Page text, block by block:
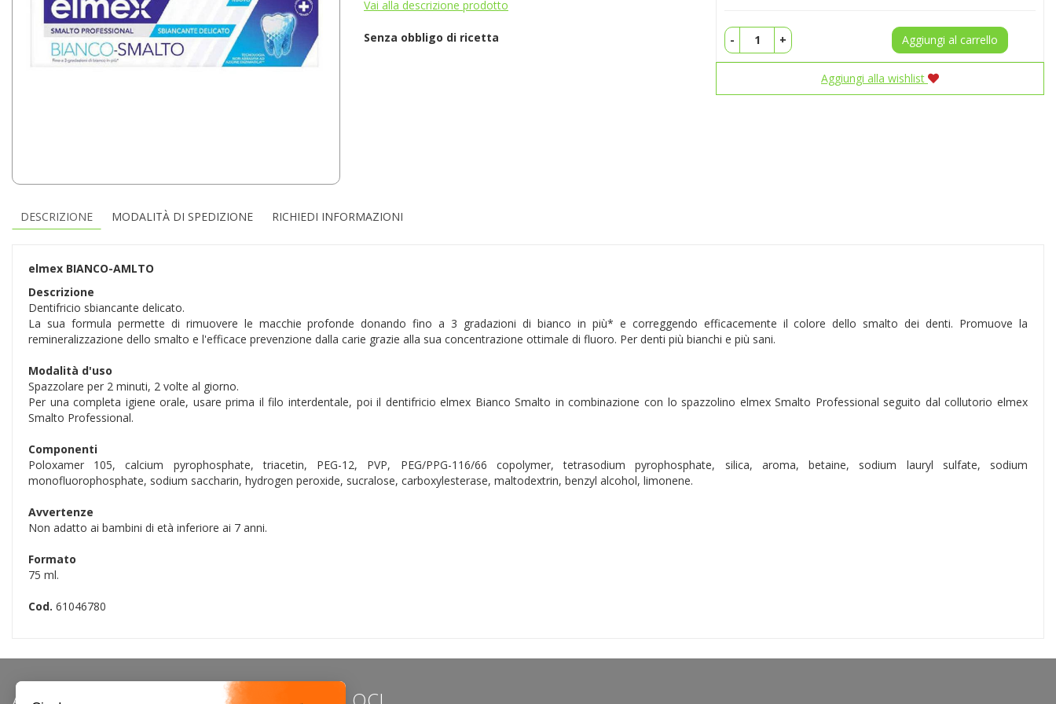
Vai alla descrizione prodotto
Senza obbligo di ricetta - + Aggiungi al carrello
Aggiungi alla wishlist
DESCRIZIONE MODALITÀ DI SPEDIZIONE RICHIEDI INFORMAZIONI
elmex BIANCO-AMLTO
Descrizione
Dentifricio sbiancante delicato.
La sua formula permette di rimuovere le macchie profonde donando fino a 3 gradazioni di bianco in più* e correggendo efficacemente il colore dello smalto dei denti. Promuove la
remineralizzazione dello smalto e l'efficace prevenzione dalla carie grazie alla sua concentrazione ottimale di fluoro. Per denti più bianchi e più sani.
Modalità d'uso
Spazzolare per 2 minuti, 2 volte al giorno.
Per una completa igiene orale, usare prima il filo interdentale, poi il dentifricio elmex Bianco Smalto in combinazione con lo spazzolino elmex Smalto Professional seguito dal collutorio elmex
Smalto Professional.
Componenti
Poloxamer 105, calcium pyrophosphate, triacetin, PEG-12, PVP, PEG/PPG-116/66 copolymer, tetrasodium pyrophosphate, silica, aroma, betaine, sodium lauryl sulfate, sodium
monofluorophosphate, sodium saccharin, hydrogen peroxide, sucralose, carboxylesterase, maltodextrin, benzyl alcohol, limonene.
Avvertenze
Non adatto ai bambini di età inferiore ai 7 anni.
Formato
75 ml.
Cod. 61046780